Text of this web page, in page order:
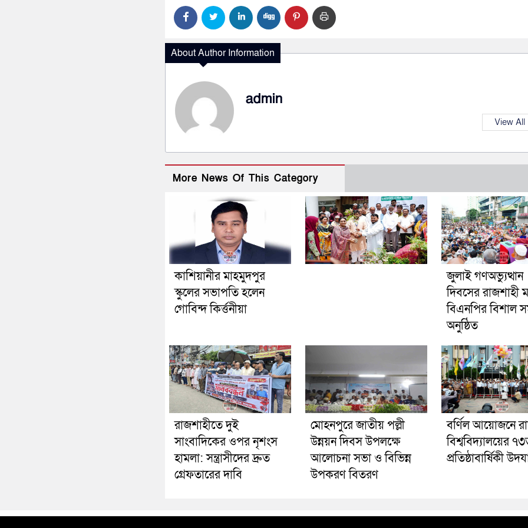
About Author Information
admin
View All
More News Of This Category
কাশিয়ানীর মাহমুদপুর
স্কুলের সভাপতি হলেন
গোবিন্দ কির্ত্তনীয়া
জুলাই গণঅভ্যুত্থান
দিবসের রাজশাহী
বিএনপির বিশাল
অনুষ্ঠিত
রাজশাহীতে দুই
সাংবাদিকের ওপর নৃশংস
হামলা: সন্ত্রাসীদের দ্রুত
গ্রেফতারের দাবি
মোহনপুরে জাতীয় পল্লী
উন্নয়ন দিবস উপলক্ষে
আলোচনা সভা ও বিভিন্ন
উপকরণ বিতরণ
বর্ণিল আয়োজনে
বিশ্ববিদ্যালয়ের
প্রতিষ্ঠাবার্ষিকী